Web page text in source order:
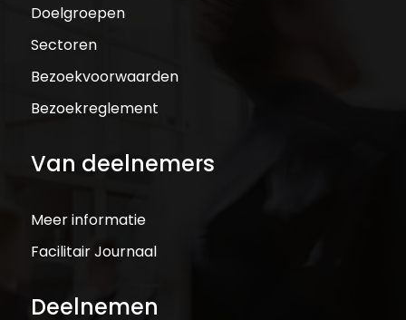
Doelgroepen
Sectoren
Bezoekvoorwaarden
Bezoekreglement
Van deelnemers
Meer informatie
Facilitair Journaal
Deelnemen